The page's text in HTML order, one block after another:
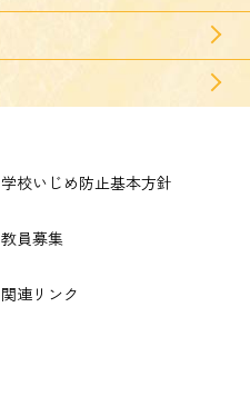
学校いじめ防止基本方針
教員募集
関連リンク